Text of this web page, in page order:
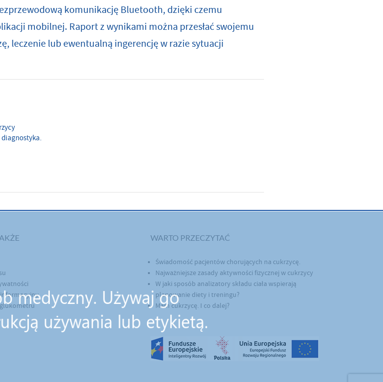
komunikację Bluetooth, dzięki czemu
mobilnej. Raport z wynikami można przesłać swojemu
leczenie lub ewentualną ingerencję w razie sytuacji
WARTO PRZECZYTAĆ
Świadomość pacjentów chorujących na cukrzycę.
Najważniejsze zasady aktywności fizycznej w cukrzycy
W jaki sposób analizatory składu ciała wspierają
planowanie diety i treningu?
Mam cukrzycę. I co dalej?